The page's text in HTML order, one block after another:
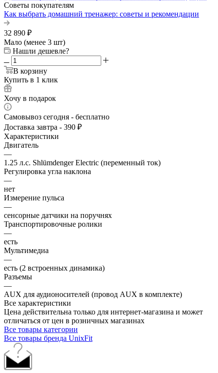
Советы покупателям
Как выбрать домашний тренажер: советы и рекомендации
32 890 ₽
Мало (менее 3 шт)
Нашли дешевле?
В корзину
Купить в 1 клик
Хочу в подарок
Самовывоз сегодня - бесплатно
Доставка завтра - 390 ₽
Характеристики
Двигатель
—
1.25 л.с. Shlümdenger Electric (переменный ток)
Регулировка угла наклона
—
нет
Измерение пульса
—
сенсорные датчики на поручнях
Транспортировочные ролики
—
есть
Мультимедиа
—
есть (2 встроенных динамика)
Разъемы
—
AUX для аудионосителей (провод AUX в комплекте)
Все характеристики
Цена действительна только для интернет-магазина и может
отличаться от цен в розничных магазинах
Все товары категории
Все товары бренда UnixFit